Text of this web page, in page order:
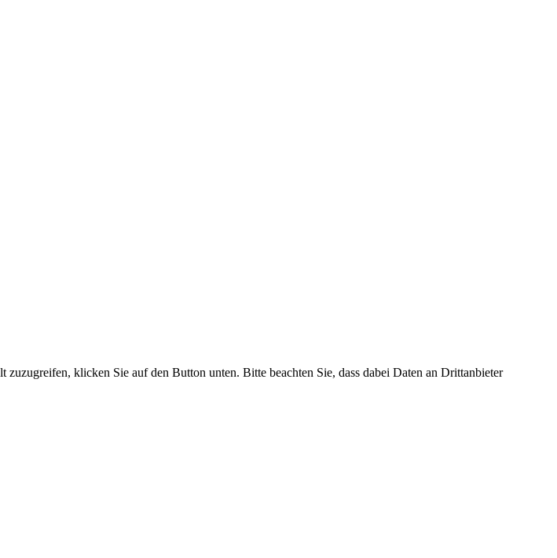
zuzugreifen, klicken Sie auf den Button unten. Bitte beachten Sie, dass dabei Daten an Drittanbieter